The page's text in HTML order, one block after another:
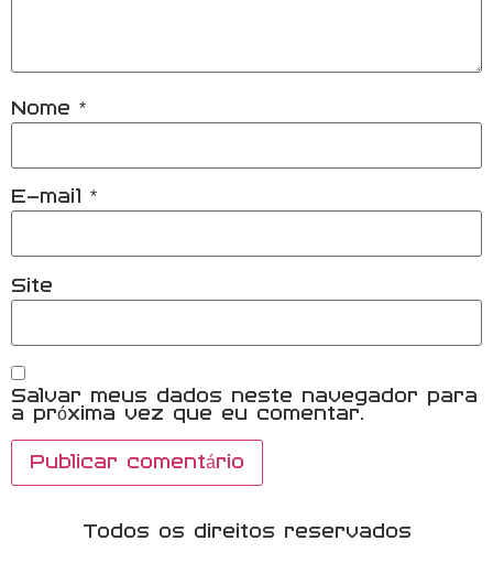
Nome *
E-mail *
Site
Salvar meus dados neste navegador para
a próxima vez que eu comentar.
Todos os direitos reservados